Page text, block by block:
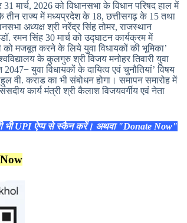
मार्च, 2026 को विधानसभा के विधान परिषद हाल में
राज्य में मध्यप्रदेश के 18, छत्तीसगढ़ के 15 तथा
अध्यक्ष श्री नरेंद्र सिंह तोमर, राजस्थान
रमन सिंह 30 मार्च को उद्घाटन कार्यक्रम में
मजबूत करने के लिये युवा विधायकों की भूमिका’
के कुलगुरु श्री विजय मनोहर तिवारी युवा
युवा विधायकों के दायित्व एवं चुनौतियां’ विषय
वी. कराड का भी संबोधन होगा। समापन समारोह में
कार्य मंत्री श्री कैलाश विजयवर्गीय एवं नेता
भी UPI ऐप्प से स्कैन करें। अथवा "Donate Now"